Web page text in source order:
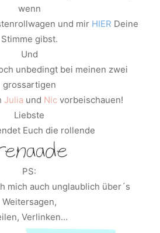
wenn
und mir HIER Deine
Stimme gibst.
Und
unbedingt bei meinen zwei
grossartigen
Julia und Nic vorbeischauen!
Liebste
Euch die rollende
PS:
mich auch unglaublich über´s
Weitersagen,
Verlinken…